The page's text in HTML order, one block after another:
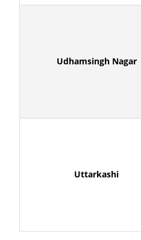
Udhamsingh Nagar
Uttarkashi